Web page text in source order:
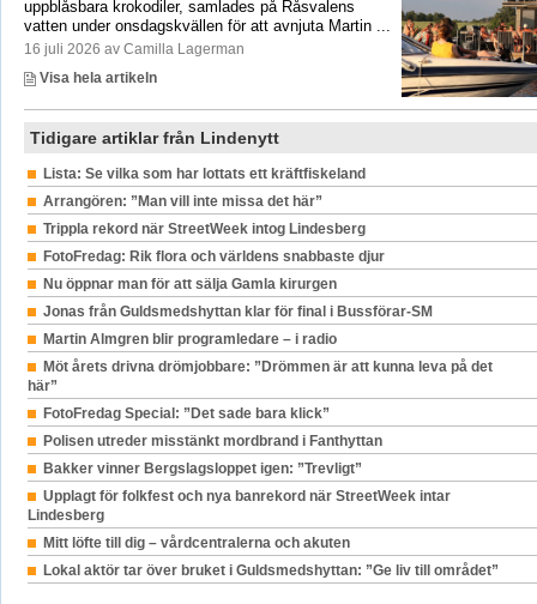
uppblåsbara krokodiler, samlades på Råsvalens
vatten under onsdagskvällen för att avnjuta Martin ...
16 juli 2026 av Camilla Lagerman
Visa hela artikeln
Tidigare artiklar från Lindenytt
Lista: Se vilka som har lottats ett kräftfiskeland
Arrangören: ”Man vill inte missa det här”
Trippla rekord när StreetWeek intog Lindesberg
FotoFredag: Rik flora och världens snabbaste djur
Nu öppnar man för att sälja Gamla kirurgen
Jonas från Guldsmedshyttan klar för final i Bussförar-SM
Martin Almgren blir programledare – i radio
Möt årets drivna drömjobbare: ”Drömmen är att kunna leva på det
här”
FotoFredag Special: ”Det sade bara klick”
Polisen utreder misstänkt mordbrand i Fanthyttan
Bakker vinner Bergslagsloppet igen: ”Trevligt”
Upplagt för folkfest och nya banrekord när StreetWeek intar
Lindesberg
Mitt löfte till dig – vårdcentralerna och akuten
Lokal aktör tar över bruket i Guldsmedshyttan: ”Ge liv till området”